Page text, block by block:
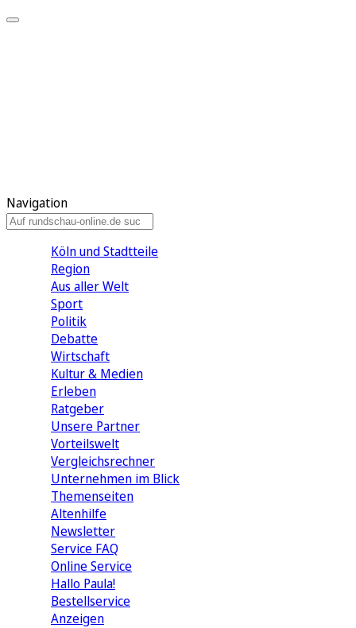
Navigation
Köln und Stadtteile
Region
Aus aller Welt
Sport
Politik
Debatte
Wirtschaft
Kultur & Medien
Erleben
Ratgeber
Unsere Partner
Vorteilswelt
Vergleichsrechner
Unternehmen im Blick
Themenseiten
Altenhilfe
Newsletter
Service FAQ
Online Service
Hallo Paula!
Bestellservice
Anzeigen